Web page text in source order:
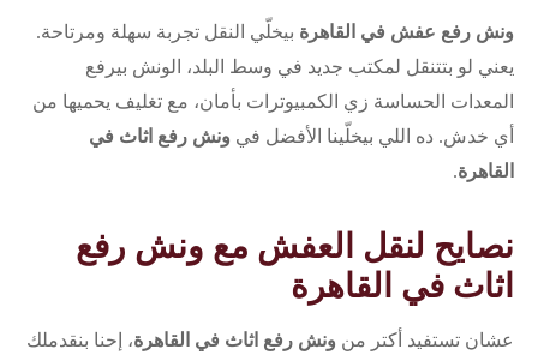
ونش رفع عفش في القاهرة بيخلّي النقل تجربة سهلة ومرتاحة.
يعني لو بتتنقل لمكتب جديد في وسط البلد، الونش بيرفع
المعدات الحساسة زي الكمبيوترات بأمان، مع تغليف يحميها من
أي خدش. ده اللي بيخلّينا الأفضل في ونش رفع اثاث في
القاهرة.
نصايح لنقل العفش مع ونش رفع
اثاث في القاهرة
عشان تستفيد أكتر من ونش رفع اثاث في القاهرة، إحنا بنقدملك